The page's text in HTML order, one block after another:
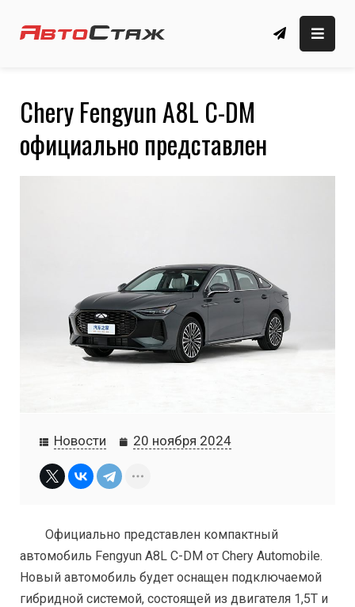
Автомобильный сайт
автомобильные новости, обзоры, новые
Chery Fengyun A8L C-DM
официально представлен
Новости 20 ноября 2024
Официально представлен компактный
автомобиль Fengyun A8L C-DM от Chery Automobile.
Новый автомобиль будет оснащен подключаемой
гибридной системой, состоящей из двигателя 1,5T и